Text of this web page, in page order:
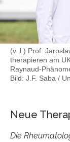
(v. l.) Prof.
therapieren am
Raynaud-
Bild: J.F. Saba /
Neue
Die